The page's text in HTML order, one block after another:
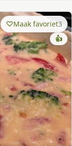
Maak favoriet3
👍